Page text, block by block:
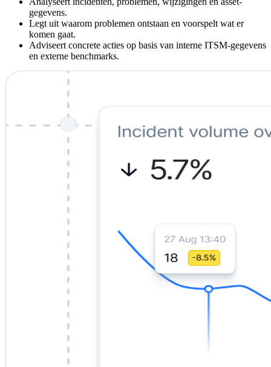
gegevens.
Legt uit waarom problemen ontstaan en voorspelt wat er
komen gaat.
Adviseert concrete acties op basis van interne ITSM-gegevens
en externe benchmarks.